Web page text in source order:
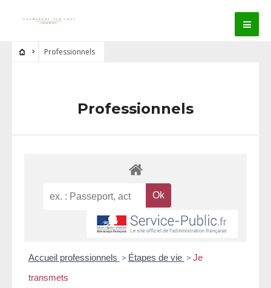
Professionnels
Professionnels
Accueil professionnels > Étapes de vie > Je
transmets